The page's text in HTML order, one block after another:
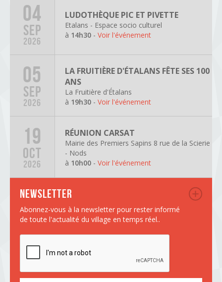
04
SEP
2026
LUDOTHÈQUE PIC ET PIVETTE
Etalans - Espace socio culturel
à 14h30 - Voir l'événement
05
SEP
2026
LA FRUITIÈRE D'ÉTALANS FÊTE SES 100
ANS
La Fruitière d'Étalans
à 19h30 - Voir l'événement
19
OCT
2026
RÉUNION CARSAT
Mairie des Premiers Sapins 8 rue de la Scierie
- Nods
à 10h00 - Voir l'événement
Newsletter
Abonnez-vous à la newsletter pour rester informé
de toute l'actualité du village en temps réel..